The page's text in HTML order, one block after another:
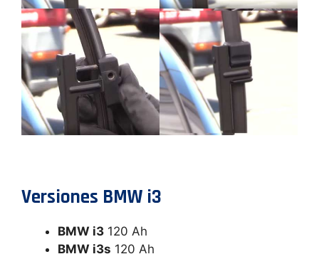
Versiones BMW i3
BMW i3 120 Ah
BMW i3s 120 Ah